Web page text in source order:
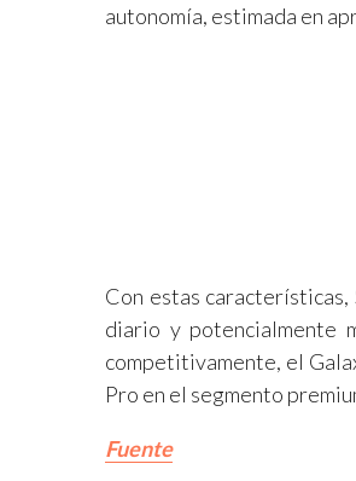
autonomía, estimada en
Con estas características,
diario y potencialmente
competitivamente, el
Pro en el segmento
Fuente